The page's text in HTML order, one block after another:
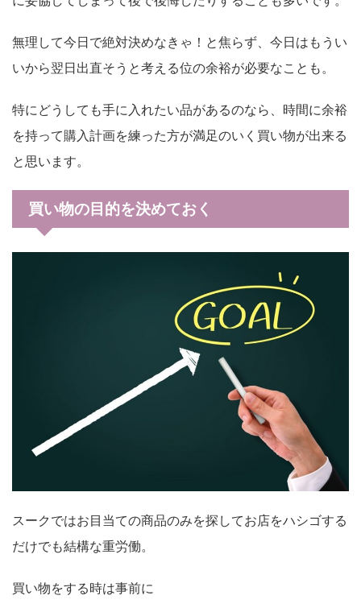
無理して今日で絶対決めなきゃ！と焦らず、今日はもうい
いから翌日出直そうと考える位の余裕が必要なことも。
特にどうしても手に入れたい品があるのなら、時間に余裕
を持って購入計画を練った方が満足のいく買い物が出来る
と思います。
買い物の目的を決めておく
スークではお目当ての商品のみを探してお店をハシゴする
だけでも結構な重労働。
買い物をする時は事前に